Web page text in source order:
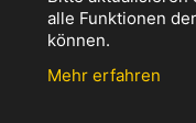
alle Funktionen
können.
Mehr erfahren